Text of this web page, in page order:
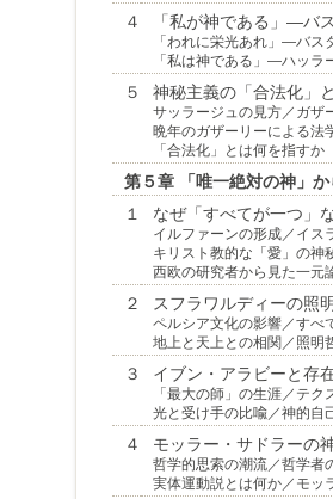
４ 「私が神である」―バ
「われに栄光あれ」―バス
「私は神である」―ハッラ
５ 神秘主義の「合法化」
サッラージュの見方／ガザ
晩年のガザーリーによる法
「合法化」とは何を指すか
第５章 「唯一絶対の神」
１
なぜ「すべてが一つ」
イルファーンの形成／イス
キリスト教的な「愛」の神
西欧の研究者から見た一元
２ スフラワルディーの照
ペルシア文化の影響／すべ
地上と天上との相関／照明
３ イブン・アラビーと存
「最大の師」の生涯／テ
光と受け手の比喩／神的自
４ モッラー・サドラーの
哲学的思索の潮流／哲学者
実体運動説とは何か／モッ